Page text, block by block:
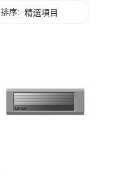
讀寫速度、容量、散熱、